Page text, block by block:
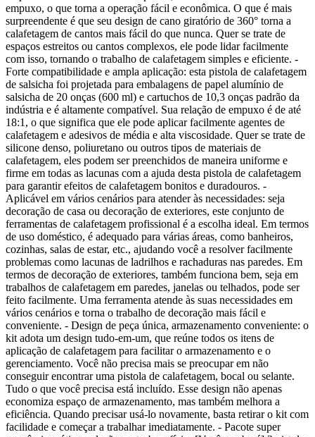
empuxo, o que torna a operação fácil e econômica. O que é mais
surpreendente é que seu design de cano giratório de 360° torna a
calafetagem de cantos mais fácil do que nunca. Quer se trate de
espaços estreitos ou cantos complexos, ele pode lidar facilmente
com isso, tornando o trabalho de calafetagem simples e eficiente. -
Forte compatibilidade e ampla aplicação: esta pistola de calafetagem
de salsicha foi projetada para embalagens de papel alumínio de
salsicha de 20 onças (600 ml) e cartuchos de 10,3 onças padrão da
indústria e é altamente compatível. Sua relação de empuxo é de até
18:1, o que significa que ele pode aplicar facilmente agentes de
calafetagem e adesivos de média e alta viscosidade. Quer se trate de
silicone denso, poliuretano ou outros tipos de materiais de
calafetagem, eles podem ser preenchidos de maneira uniforme e
firme em todas as lacunas com a ajuda desta pistola de calafetagem
para garantir efeitos de calafetagem bonitos e duradouros. -
Aplicável em vários cenários para atender às necessidades: seja
decoração de casa ou decoração de exteriores, este conjunto de
ferramentas de calafetagem profissional é a escolha ideal. Em termos
de uso doméstico, é adequado para várias áreas, como banheiros,
cozinhas, salas de estar, etc., ajudando você a resolver facilmente
problemas como lacunas de ladrilhos e rachaduras nas paredes. Em
termos de decoração de exteriores, também funciona bem, seja em
trabalhos de calafetagem em paredes, janelas ou telhados, pode ser
feito facilmente. Uma ferramenta atende às suas necessidades em
vários cenários e torna o trabalho de decoração mais fácil e
conveniente. - Design de peça única, armazenamento conveniente: o
kit adota um design tudo-em-um, que reúne todos os itens de
aplicação de calafetagem para facilitar o armazenamento e o
gerenciamento. Você não precisa mais se preocupar em não
conseguir encontrar uma pistola de calafetagem, bocal ou selante.
Tudo o que você precisa está incluído. Esse design não apenas
economiza espaço de armazenamento, mas também melhora a
eficiência. Quando precisar usá-lo novamente, basta retirar o kit com
facilidade e começar a trabalhar imediatamente. - Pacote super